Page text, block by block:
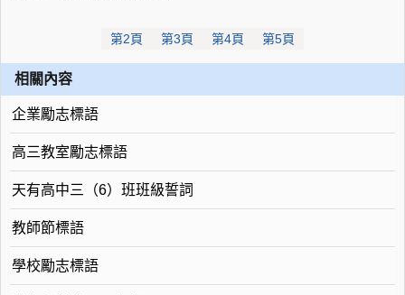
第2頁 第3頁 第4頁 第5頁
相關內容
企業勵志標語
高三教室勵志標語
天有高中三（6）班班級誓詞
教師節標語
學校勵志標語